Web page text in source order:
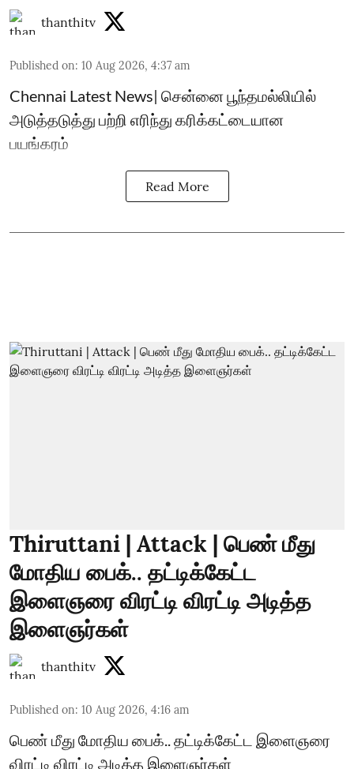
thanthitv
Published on: 10 Aug 2026, 4:37 am
Chennai Latest News| சென்னை பூந்தமல்லியில்
அடுத்தடுத்து பற்றி எரிந்து கரிக்கட்டையான
பயங்கரம்
Read More
Thiruttani | Attack | பெண் மீது
மோதிய பைக்.. தட்டிக்கேட்ட
இளைஞரை விரட்டி விரட்டி அடித்த
இளைஞர்கள்
thanthitv
Published on: 10 Aug 2026, 4:16 am
பெண் மீது மோதிய பைக்.. தட்டிக்கேட்ட இளைஞரை
விரட்டி விரட்டி அடித்த இளைஞர்கள்